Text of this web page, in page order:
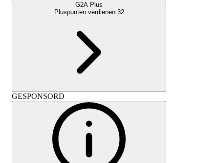
G2A Plus
Pluspunten verdienen:32
GESPONSORD